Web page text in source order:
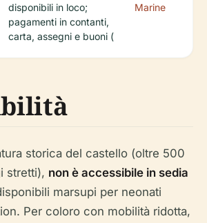
disponibili in loco;
pagamenti in contanti,
carta, assegni e buoni (
Marine
storica del castello (oltre 500
stretti), non è accessibile in sedia
marsupi per neonati
Per coloro con mobilità ridotta,